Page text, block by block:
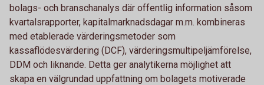
bolags- och branschanalys där offentlig information såsom
kvartalsrapporter, kapitalmarknadsdagar m.m. kombineras
med etablerade värderingsmetoder som
kassaflödesvärdering (DCF), värderingsmultipeljämförelse,
DDM och liknande. Detta ger analytikerna möjlighet att
skapa en välgrundad uppfattning om bolagets motiverade